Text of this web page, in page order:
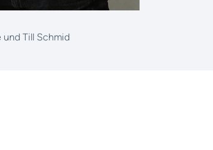
Till Schmid